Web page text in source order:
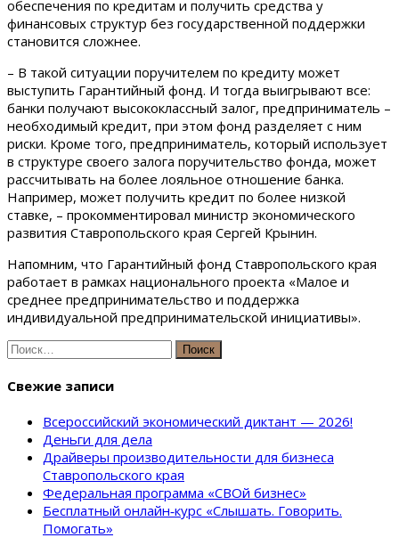
обеспечения по кредитам и получить средства у
финансовых структур без государственной поддержки
становится сложнее.
– В такой ситуации поручителем по кредиту может
выступить Гарантийный фонд. И тогда выигрывают все:
банки получают высококлассный залог, предприниматель –
необходимый кредит, при этом фонд разделяет с ним
риски. Кроме того, предприниматель, который использует
в структуре своего залога поручительство фонда, может
рассчитывать на более лояльное отношение банка.
Например, может получить кредит по более низкой
ставке, – прокомментировал министр экономического
развития Ставропольского края Сергей Крынин.
Напомним, что Гарантийный фонд Ставропольского края
работает в рамках национального проекта «Малое и
среднее предпринимательство и поддержка
индивидуальной предпринимательской инициативы».
Найти:
Свежие записи
Всероссийский экономический диктант — 2026!
Деньги для дела
Драйверы производительности для бизнеса
Ставропольского края
Федеральная программа «СВОй бизнес»
Бесплатный онлайн‑курс «Слышать. Говорить.
Помогать»